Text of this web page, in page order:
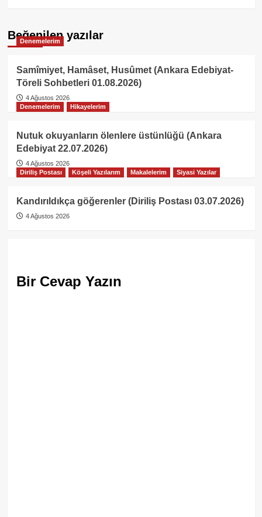
Beğenilen yazılar
Denemelerim
Samîmiyet, Hamâset, Husûmet (Ankara Edebiyat-
Töreli Sohbetleri 01.08.2026)
4 Ağustos 2026
Denemelerim
Hikayelerim
Nutuk okuyanların ölenlere üstünlüğü (Ankara
Edebiyat 22.07.2026)
4 Ağustos 2026
Diriliş Postası
Köşeli Yazılarım Makalelerim Siyasi Yazılar
Kandırıldıkça göğerenler (Diriliş Postası 03.07.2026)
4 Ağustos 2026
Bir Cevap Yazın